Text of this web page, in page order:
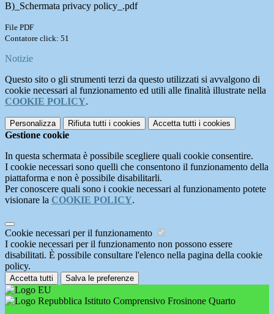
B)_Schermata privacy policy_.pdf
File PDF
Contatore click: 51
Notizie
Questo sito o gli strumenti terzi da questo utilizzati si avvalgono di
cookie necessari al funzionamento ed utili alle finalità illustrate nella
COOKIE POLICY.
Personalizza Rifiuta tutti i cookies Accetta tutti i cookies
Gestione cookie
In questa schermata è possibile scegliere quali cookie consentire.
I cookie necessari sono quelli che consentono il funzionamento della
piattaforma e non è possibile disabilitarli.
Per conoscere quali sono i cookie necessari al funzionamento potete
visionare la COOKIE POLICY.
Cookie necessari per il funzionamento
I cookie necessari per il funzionamento non possono essere
disabilitati. È possibile consultare l'elenco nella pagina della cookie
policy.
Accetta tutti Salva le preferenze
Istituto Comprensivo Frosinone Quarto